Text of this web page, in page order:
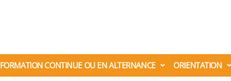
FORMATION CONTINUE OU EN ALTERNANCE ORIENTATION